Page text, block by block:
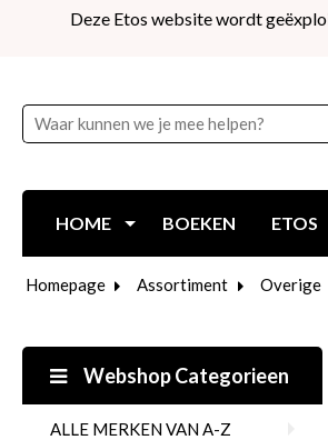
Deze Etos website wordt
HOME BOEKEN ETOS
Homepage Assortiment Overige
Webshop Categorieen
ALLE MERKEN VAN A-Z